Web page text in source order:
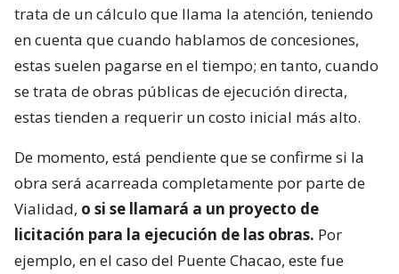
trata de un cálculo que llama la atención, teniendo
en cuenta que cuando hablamos de concesiones,
estas suelen pagarse en el tiempo; en tanto, cuando
se trata de obras públicas de ejecución directa,
estas tienden a requerir un costo inicial más alto.
De momento, está pendiente que se confirme si la
obra será acarreada completamente por parte de
Vialidad, o si se llamará a un proyecto de
licitación para la ejecución de las obras. Por
ejemplo, en el caso del Puente Chacao, este fue